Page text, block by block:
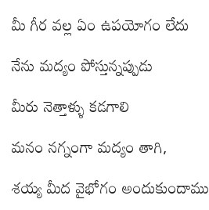
మీ గీర వల్ల ఏం ఉపయోగం లేదు
నేను మద్యం పోస్తున్నప్పుడు
మీరు నెత్తాళ్ళు కడగాలి
మనం నగ్నంగా మద్యం తాగి,
శయ్య మీద వైభోగం